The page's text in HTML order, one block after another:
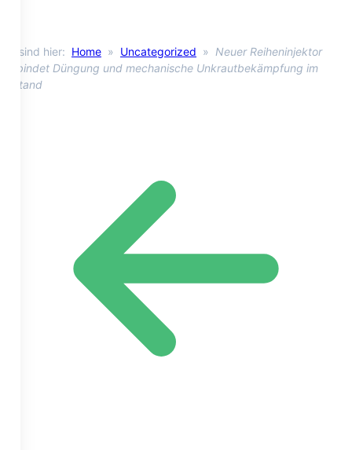
Sie sind hier: Home » Uncategorized » Neuer Reiheninjektor
verbindet Düngung und mechanische Unkrautbekämpfung im
Bestand